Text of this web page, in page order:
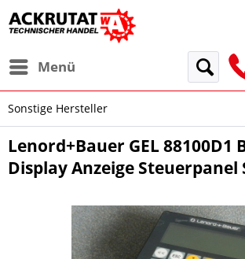
Menü
Sonstige Hersteller
Lenord+Bauer GEL 88100D1
Display Anzeige